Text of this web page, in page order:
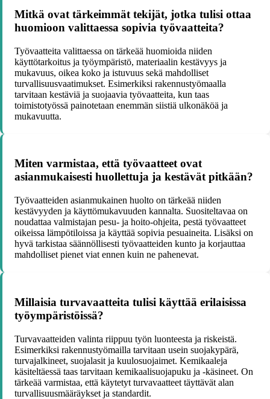
Mitkä ovat tärkeimmät tekijät, jotka tulisi ottaa
huomioon valittaessa sopivia työvaatteita?
Työvaatteita valittaessa on tärkeää huomioida niiden
käyttötarkoitus ja työympäristö, materiaalin kestävyys ja
mukavuus, oikea koko ja istuvuus sekä mahdolliset
turvallisuusvaatimukset. Esimerkiksi rakennustyömaalla
tarvitaan kestäviä ja suojaavia työvaatteita, kun taas
toimistotyössä painotetaan enemmän siistiä ulkonäköä ja
mukavuutta.
Miten varmistaa, että työvaatteet ovat
asianmukaisesti huollettuja ja kestävät pitkään?
Työvaatteiden asianmukainen huolto on tärkeää niiden
kestävyyden ja käyttömukavuuden kannalta. Suositeltavaa on
noudattaa valmistajan pesu- ja hoito-ohjeita, pestä työvaatteet
oikeissa lämpötiloissa ja käyttää sopivia pesuaineita. Lisäksi on
hyvä tarkistaa säännöllisesti työvaatteiden kunto ja korjauttaa
mahdolliset pienet viat ennen kuin ne pahenevat.
Millaisia turvavaatteita tulisi käyttää erilaisissa
työympäristöissä?
Turvavaatteiden valinta riippuu työn luonteesta ja riskeistä.
Esimerkiksi rakennustyömailla tarvitaan usein suojakypärä,
turvajalkineet, suojalasit ja kuulosuojaimet. Kemikaaleja
käsiteltäessä taas tarvitaan kemikaalisuojapuku ja -käsineet. On
tärkeää varmistaa, että käytetyt turvavaatteet täyttävät alan
turvallisuusmääräykset ja standardit.